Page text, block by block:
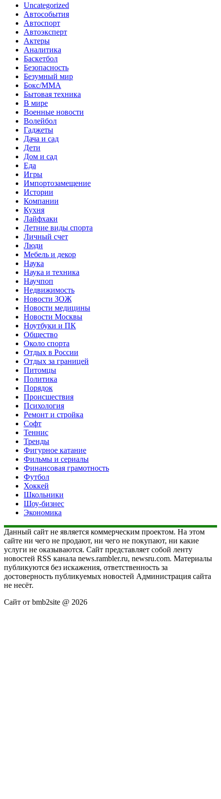
Uncategorized
Автособытия
Автоспорт
Автоэксперт
Актеры
Аналитика
Баскетбол
Безопасность
Безумный мир
Бокс/MMA
Бытовая техника
В мире
Военные новости
Волейбол
Гаджеты
Дача и сад
Дети
Дом и сад
Еда
Игры
Импортозамещение
Истории
Компании
Кухня
Лайфхаки
Летние виды спорта
Личный счет
Люди
Мебель и декор
Наука
Наука и техника
Научпоп
Недвижимость
Новости ЗОЖ
Новости медицины
Новости Москвы
Ноутбуки и ПК
Общество
Около спорта
Отдых в России
Отдых за границей
Питомцы
Политика
Порядок
Происшествия
Психология
Ремонт и стройка
Софт
Теннис
Тренды
Фигурное катание
Фильмы и сериалы
Финансовая грамотность
Футбол
Хоккей
Школьники
Шоу-бизнес
Экономика
Данный сайт не является коммерческим проектом. На этом
сайте ни чего не продают, ни чего не покупают, ни какие
услуги не оказываются. Сайт представляет собой ленту
новостей RSS канала news.rambler.ru, newsru.com. Материалы
публикуются без искажения, ответственность за
достоверность публикуемых новостей Администрация сайта
не несёт.
Сайт от bmb2site @ 2026